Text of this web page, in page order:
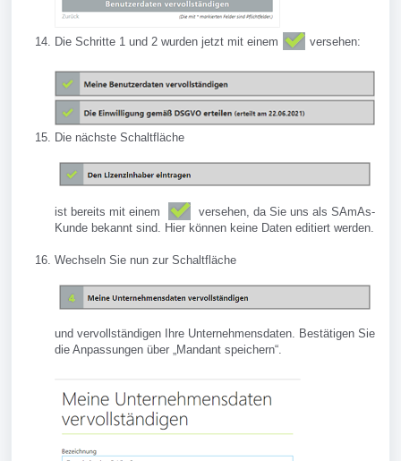
Die Schritte 1 und 2 wurden jetzt mit einem versehen:
Die nächste Schaltfläche
ist bereits mit einem
versehen, da Sie uns als SAmAs-
Kunde bekannt sind. Hier können keine Daten editiert werden.
Wechseln Sie nun zur Schaltfläche
und vervollständigen Ihre Unternehmensdaten. Bestätigen Sie
die Anpassungen über „Mandant speichern“.